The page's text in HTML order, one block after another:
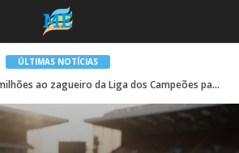
ÚLTIMAS NOTÍCIAS
Arsenal ofereceu £ 34 milhões ao zagueiro da Liga dos Campeões para substituir William Saliba